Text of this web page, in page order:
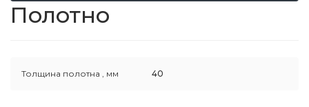
Полотно
Толщина полотна , мм 40